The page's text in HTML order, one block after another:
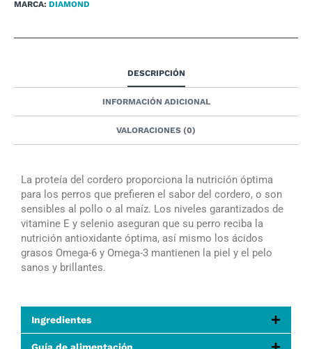
MARCA: DIAMOND
DESCRIPCIÓN
INFORMACIÓN ADICIONAL
VALORACIONES (0)
La proteía del cordero proporciona la nutrición óptima
para los perros que prefieren el sabor del cordero, o son
sensibles al pollo o al maíz. Los niveles garantizados de
vitamine E y selenio aseguran que su perro reciba la
nutrición antioxidante óptima, así mismo los ácidos
grasos Omega-6 y Omega-3 mantienen la piel y el pelo
sanos y brillantes.
Ingredientes